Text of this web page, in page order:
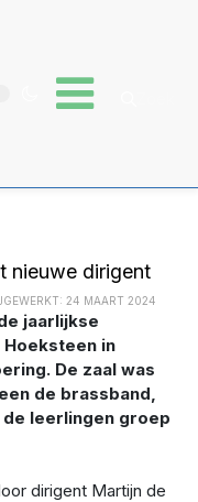
nieuwe dirigent
24 MAART 2024
in
De zaal was
de brassband,
leerlingen groep
dirigent Martijn de